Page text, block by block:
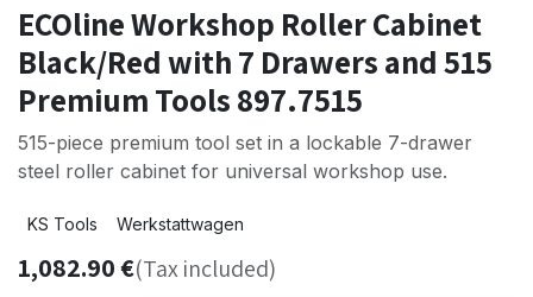
ECOline Workshop Roller Cabinet
Black/Red with 7 Drawers and 515
Premium Tools 897.7515
515-piece premium tool set in a lockable 7-drawer
steel roller cabinet for universal workshop use.
KS Tools Werkstattwagen
1,082.90€(Tax included)